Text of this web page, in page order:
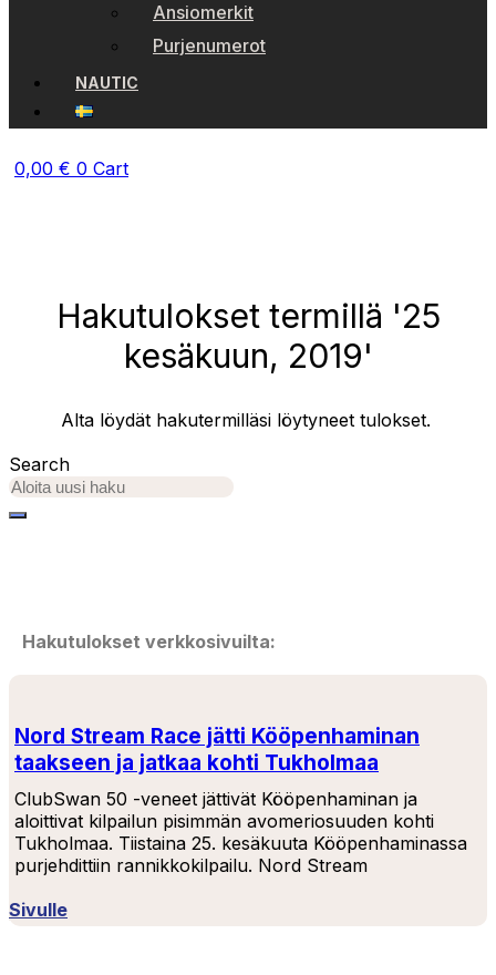
Ansiomerkit
Purjenumerot
NAUTIC
0,00 € 0 Cart
Hakutulokset termillä '25
kesäkuun, 2019'
Alta löydät hakutermilläsi löytyneet tulokset.
Search
Hakutulokset verkkosivuilta:
Nord Stream Race jätti Kööpenhaminan
taakseen ja jatkaa kohti Tukholmaa
ClubSwan 50 -veneet jättivät Kööpenhaminan ja
aloittivat kilpailun pisimmän avomeriosuuden kohti
Tukholmaa. Tiistaina 25. kesäkuuta Kööpenhaminassa
purjehdittiin rannikkokilpailu. Nord Stream
Sivulle